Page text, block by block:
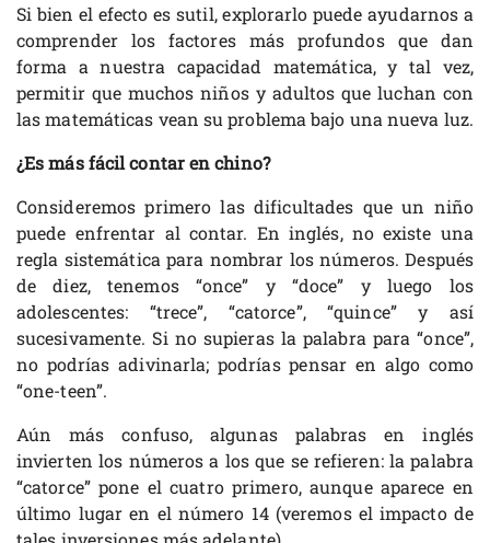
Si bien el efecto es sutil, explorarlo puede ayudarnos a
comprender los factores más profundos que dan
forma a nuestra capacidad matemática, y tal vez,
permitir que muchos niños y adultos que luchan con
las matemáticas vean su problema bajo una nueva luz.
¿Es más fácil contar en chino?
Consideremos primero las dificultades que un niño
puede enfrentar al contar. En inglés, no existe una
regla sistemática para nombrar los números. Después
de diez, tenemos “once” y “doce” y luego los
adolescentes: “trece”, “catorce”, “quince” y así
sucesivamente. Si no supieras la palabra para “once”,
no podrías adivinarla; podrías pensar en algo como
“one-teen”.
Aún más confuso, algunas palabras en inglés
invierten los números a los que se refieren: la palabra
“catorce” pone el cuatro primero, aunque aparece en
último lugar en el número 14 (veremos el impacto de